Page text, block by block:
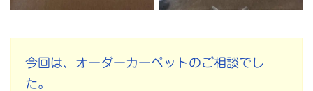
今回は、オーダーカーペットのご相談でし
た。